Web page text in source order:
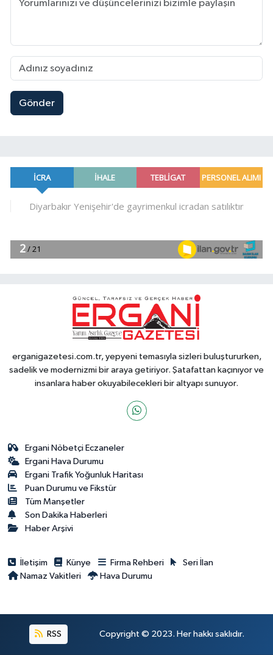
Gönder
erganigazetesi.com.tr, yepyeni temasıyla sizleri buluştururken,
sadelik ve modernizmi bir araya getiriyor. Şatafattan kaçınıyor ve
insanlara haber okuyabilecekleri bir altyapı sunuyor.
Ergani Nöbetçi Eczaneler
Ergani Hava Durumu
Ergani Trafik Yoğunluk Haritası
Puan Durumu ve Fikstür
Tüm Manşetler
Son Dakika Haberleri
Haber Arşivi
İletişim Künye Firma Rehberi
Seri İlan
Namaz Vakitleri
Hava Durumu
RSS Copyright © 2023. Her hakkı saklıdır.